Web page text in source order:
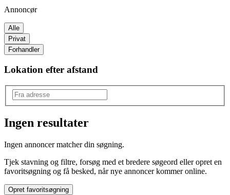
Annoncør
Alle
Privat
Forhandler
Lokation efter afstand
Biografier
Type:
Store personligheder
Ingen resultater
Ingen annoncer matcher din søgning.
Tjek stavning og filtre, forsøg med et bredere søgeord eller opret en
favoritsøgning og få besked, når nye annoncer kommer online.
Opret favoritsøgning